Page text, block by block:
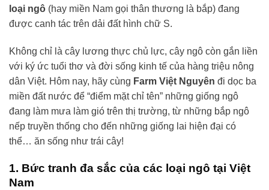
loại ngô (hay miền Nam gọi thân thương là bắp) đang
được canh tác trên dải đất hình chữ S.
Không chỉ là cây lương thực chủ lực, cây ngô còn gắn liền
với ký ức tuổi thơ và đời sống kinh tế của hàng triệu nông
dân Việt. Hôm nay, hãy cùng Farm Việt Nguyên đi dọc ba
miền đất nước để “điểm mặt chỉ tên” những giống ngô
đang làm mưa làm gió trên thị trường, từ những bắp ngô
nếp truyền thống cho đến những giống lai hiện đại có
thể… ăn sống như trái cây!
1. Bức tranh đa sắc của các loại ngô tại Việt
Nam